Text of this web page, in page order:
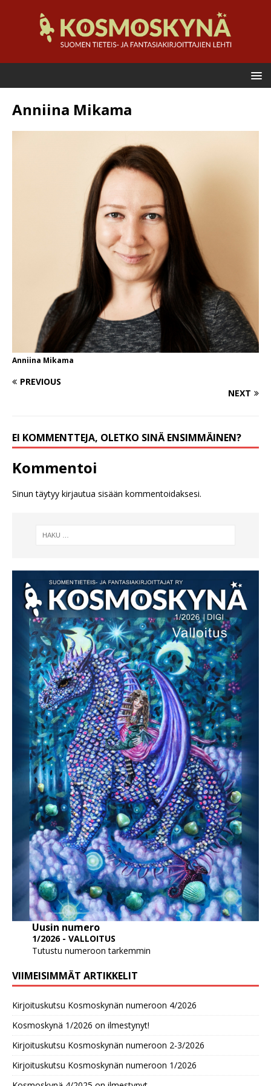
Anniina Mikama
Anniina Mikama
PREVIOUS
NEXT
EI KOMMENTTEJA, OLETKO SINÄ ENSIMMÄINEN?
Kommentoi
Sinun täytyy kirjautua sisään kommentoidaksesi.
Uusin numero
1/2026 - VALLOITUS
Tutustu numeroon tarkemmin
VIIMEISIMMÄT ARTIKKELIT
Kirjoituskutsu Kosmoskynän numeroon 4/2026
Kosmoskynä 1/2026 on ilmestynyt!
Kirjoituskutsu Kosmoskynän numeroon 2-3/2026
Kirjoituskutsu Kosmoskynän numeroon 1/2026